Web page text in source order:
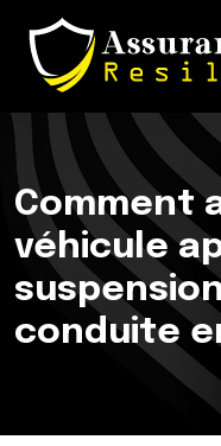
Comment
véhicule
conduite